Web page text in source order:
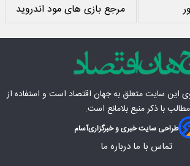
مرجع بازی های مود اندروید
این سایت متعلق بهجهان اقتصاد است و استفاده از
مطالب با ذکر منبع بلامانع است.
طراحی سایت خبری و خبرگزاریآسام
تماس با ما درباره ما